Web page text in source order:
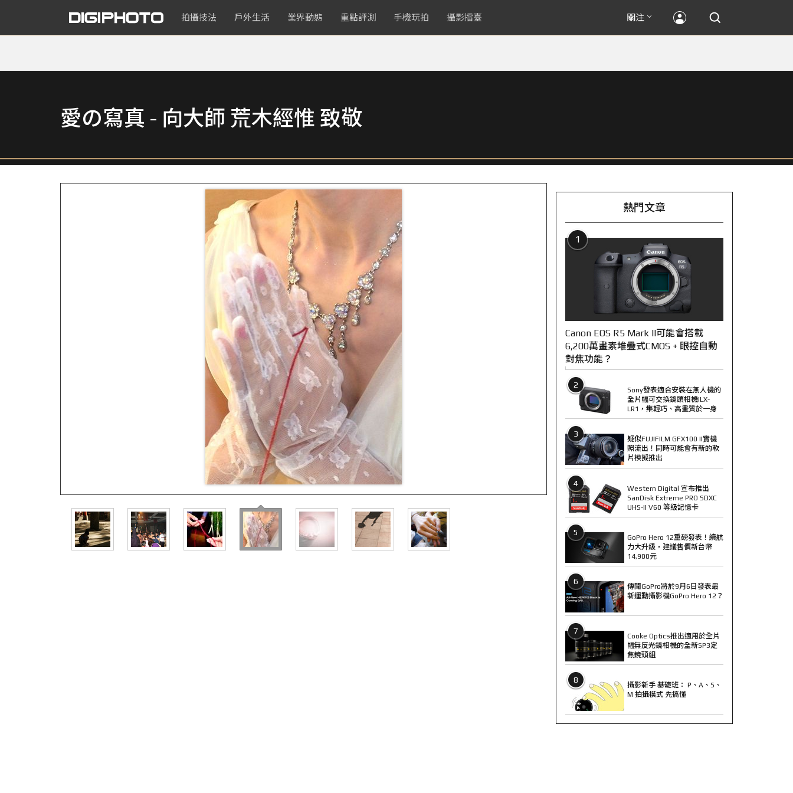
拍攝技法 戶外生活 業界動態 重點評測 手機玩拍 攝影擂臺 關注
愛の寫真 - 向大師 荒木經惟 致敬
熱門文章
1
Canon EOS R5 Mark II可能會搭載
6,200萬畫素堆疊式CMOS + 眼控自動
對焦功能？
2
Sony發表適合安裝在無人機的
全片幅可交換鏡頭相機ILX-
LR1，集輕巧、高畫質於一身
3
疑似FUJIFILM GFX100 II實機
照流出！同時可能會有新的軟
片模擬推出
4
Western Digital 宣布推出
SanDisk Extreme PRO SDXC
UHS-II V60 等級記憶卡
5
GoPro Hero 12重磅發表！續航
力大升級，建議售價新台幣
14,900元
6
傳聞GoPro將於9月6日發表最
新運動攝影機GoPro Hero 12？
7
Cooke Optics推出適用於全片
幅無反光鏡相機的全新SP3定
焦鏡頭組
8
攝影新手 基礎班： P、A、S、
M 拍攝模式 先搞懂